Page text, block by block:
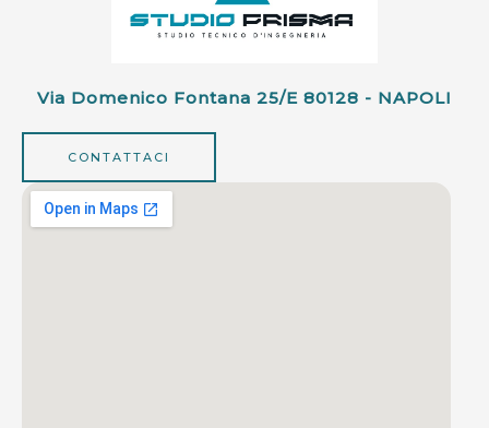
Via Domenico Fontana 25/e 80128 - NAPOLI
CONTATTACI